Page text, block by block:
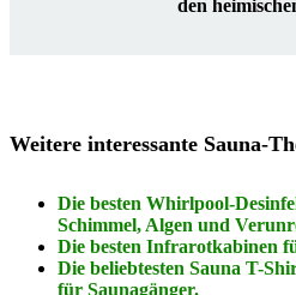
den
Weitere interessante Sauna-
Die besten Whirlpool-
Schimmel, Algen und
Die besten Infrarotkabinen
Die beliebtesten Sauna T-
für Saunagänger.